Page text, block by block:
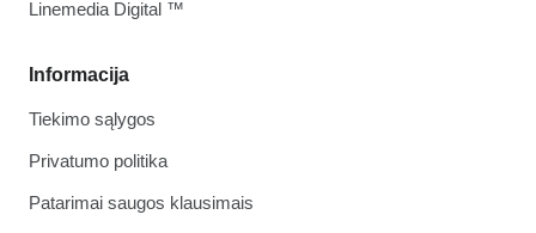
Informacija
Tiekimo sąlygos
Privatumo politika
Patarimai saugos klausimais
Linemedia Digital ™